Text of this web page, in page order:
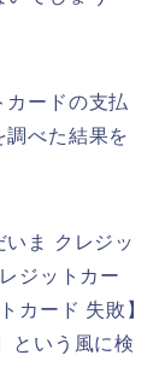
カードの支払
調べた結果を
いま クレジッ
ジットカー
カード 失敗】
という風に検